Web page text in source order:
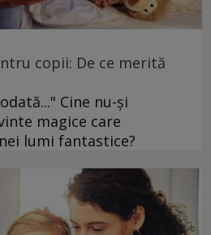
copii: De ce merită
Cine nu-și
magice care
lumi fantastice?